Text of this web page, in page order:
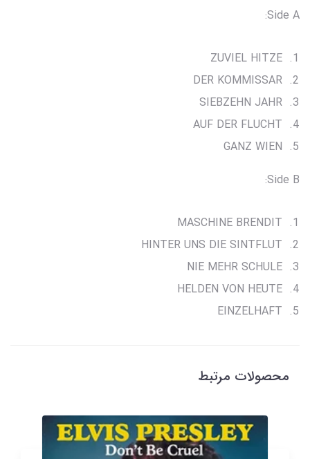
Side A:
Side B:
محصولات مرتبط